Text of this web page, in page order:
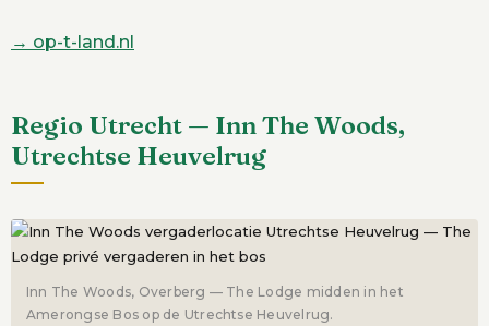
→ op-t-land.nl
Regio Utrecht — Inn The Woods,
Utrechtse Heuvelrug
Inn The Woods, Overberg — The Lodge midden in het
Amerongse Bos op de Utrechtse Heuvelrug.